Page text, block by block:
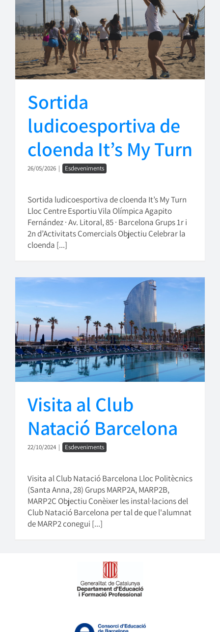
Sortida
ludicoesportiva de
cloenda It’s My Turn
26/05/2026 | Esdeveniments
Sortida ludicoesportiva de cloenda It’s My Turn
Lloc Centre Esportiu Vila Olímpica Agapito
Fernández · Av. Litoral, 85 · Barcelona Grups 1r i
2n d’Activitats Comercials Objectiu Celebrar la
cloenda [...]
Visita al Club
Natació Barcelona
22/10/2024 | Esdeveniments
Visita al Club Natació Barcelona Lloc Politècnics
(Santa Anna, 28) Grups MARP2A, MARP2B,
MARP2C Objectiu Conèixer les instal·lacions del
Club Natació Barcelona per tal de que l'alumnat
de MARP2 conegui [...]